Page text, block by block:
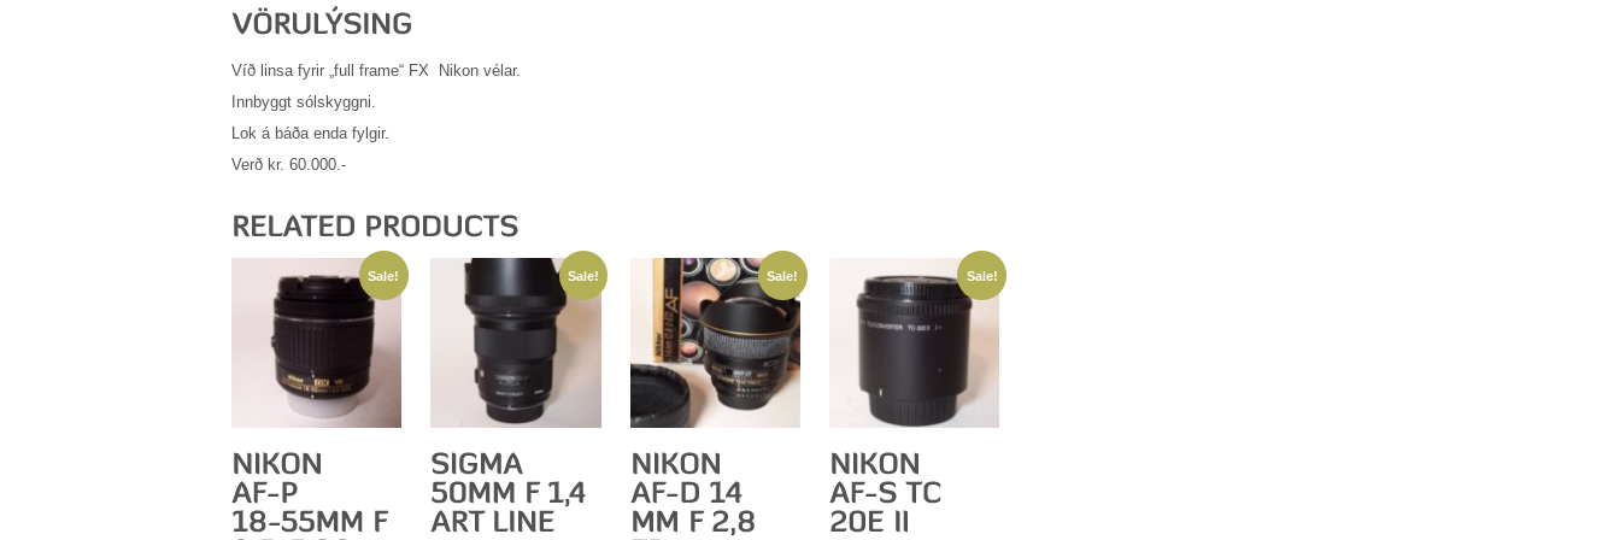
Víð linsa fyrir „full frame“ FX Nikon vélar.
Innbyggt sólskyggni.
Lok á báða enda fylgir.
Verð kr. 60.000.-
Sale! Sale! Sale! Sale!